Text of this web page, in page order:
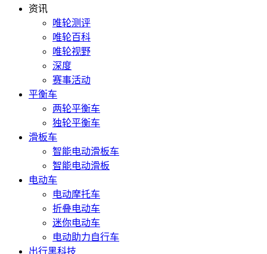
资讯
唯轮测评
唯轮百科
唯轮视野
深度
赛事活动
平衡车
两轮平衡车
独轮平衡车
滑板车
智能电动滑板车
智能电动滑板
电动车
电动摩托车
折叠电动车
迷你电动车
电动助力自行车
出行黑科技